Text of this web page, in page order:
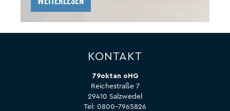
KONTAKT
79oktan oHG
Reichestraße 7
29410 Salzwedel
Tel: 0800-7965826